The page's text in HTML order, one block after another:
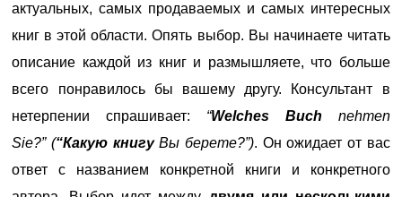
актуальных, самых продаваемых и самых интересных
книг в этой области. Опять выбор. Вы начинаете читать
описание каждой из книг и размышляете, что больше
всего понравилось бы вашему другу. Консультант в
нетерпении спрашивает: “Welches Buch nehmen
Sie?” (“Какую книгуВы берете?”). Он ожидает от вас
ответ с названием конкретной книги и конкретного